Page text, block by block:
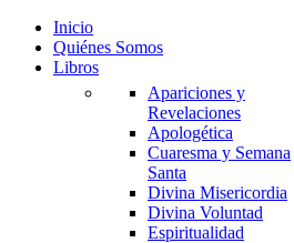
Inicio
Quiénes Somos
Libros
Apariciones y
Revelaciones
Apologética
Cuaresma y Semana
Santa
Divina Misericordia
Divina Voluntad
Espiritualidad